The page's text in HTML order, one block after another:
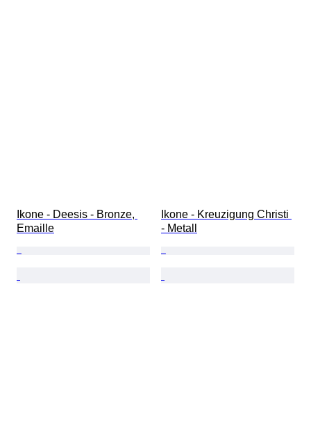
Ikone - Deesis - Bronze,
Emaille
Ikone - Kreuzigung Christi
- Metall